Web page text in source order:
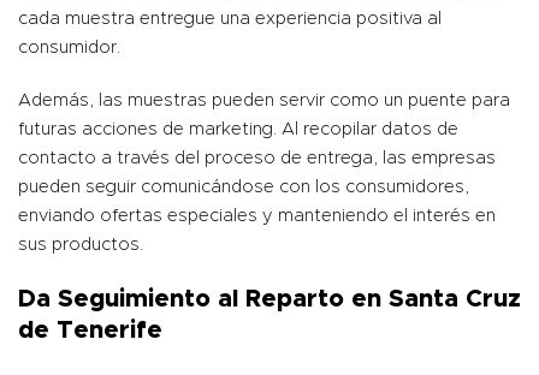
cada muestra entregue una experiencia positiva al
consumidor.
Además, las muestras pueden servir como un puente para
futuras acciones de marketing. Al recopilar datos de
contacto a través del proceso de entrega, las empresas
pueden seguir comunicándose con los consumidores,
enviando ofertas especiales y manteniendo el interés en
sus productos.
Da Seguimiento al Reparto en Santa Cruz
de Tenerife